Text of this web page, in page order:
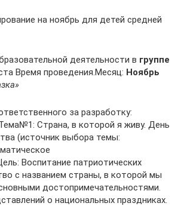
на ноябрь для детей средней
деятельности в группе
Время проведения.Месяц: Ноябрь
за разработку:
Страна, в которой я живу. День
(источник выбора темы:
Воспитание патриотических
с названием страны, в которой мы
достопримечательностями.
о национальных праздниках.